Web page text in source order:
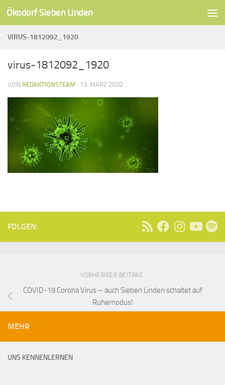
Unter dem Inhalt
Ökodorf Sieben Linden
VIRUS-1812092_1920
virus-1812092_1920
VON REDAKTIONSTEAM · 13. MÄRZ 2020
FOLGEN:
VORHERIGER BEITRAG
COVID-19 Corona Virus – auch Sieben Linden schaltet auf
Ruhemodus!
MEHR
UNS KENNENLERNEN